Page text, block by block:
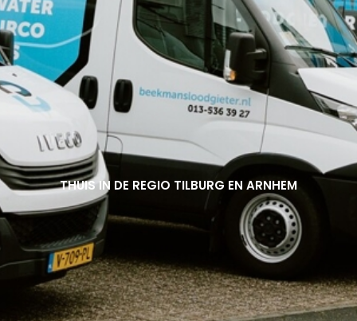
THUIS IN DE REGIO TILBURG EN ARNHEM
THUIS IN DE REGIO TILBURG EN ARNHEM
THUIS IN DE REGIO TILBURG EN ARNHEM